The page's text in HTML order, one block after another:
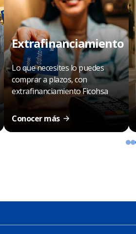
Extrafinanciamiento
Lo que necesites lo puedes
comprar a plazos, con
extrafinanciamiento Ficohsa
Conocer más